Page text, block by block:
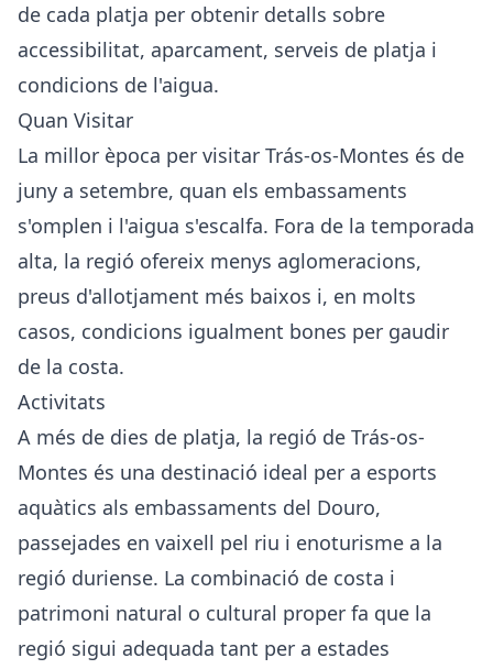
de cada platja per obtenir detalls sobre
accessibilitat, aparcament, serveis de platja i
condicions de l'aigua.
Quan Visitar
La millor època per visitar Trás-os-Montes és de
juny a setembre, quan els embassaments
s'omplen i l'aigua s'escalfa. Fora de la temporada
alta, la regió ofereix menys aglomeracions,
preus d'allotjament més baixos i, en molts
casos, condicions igualment bones per gaudir
de la costa.
Activitats
A més de dies de platja, la regió de Trás-os-
Montes és una destinació ideal per a esports
aquàtics als embassaments del Douro,
passejades en vaixell pel riu i enoturisme a la
regió duriense. La combinació de costa i
patrimoni natural o cultural proper fa que la
regió sigui adequada tant per a estades